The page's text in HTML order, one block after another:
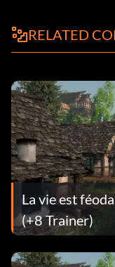
RELATED
La vie est
(+8 Trainer)